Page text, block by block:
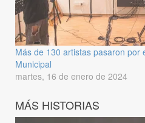
Más de 130 artistas pasaron por
Municipal
martes, 16 de enero de 2024
MÁS HISTORIAS